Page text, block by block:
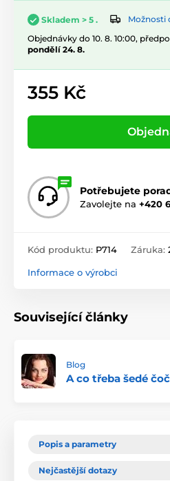
Skladem > 5 .
Možnosti
Objednávky do 10. 8. 10:00,
pondělí 24. 8.
355 Kč
Potřebujete
Zavolejte na +420
Kód produktu: P714 Záruka:
Informace o výrobci
Související články
Blog
A co třeba šedé
Popis a parametry
Nejčastější dotazy